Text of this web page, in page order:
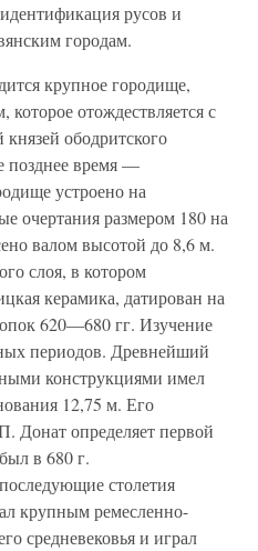
русов и
городам.
крупное городище,
отождествляется с
ободритского
позднее время —
устроено на
очертания размером 180 на
валом высотой до 8,6 м.
слоя, в котором
керамика, датирован на
620—680 гг. Изучение
периодов. Древнейший
конструкциями имел
12,75 м. Его
Донат определяет первой
в 680 г.
столетия
крупным ремесленно-
средневековья и играл